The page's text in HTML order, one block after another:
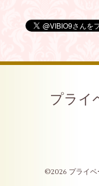
プライ
©2026 プライ